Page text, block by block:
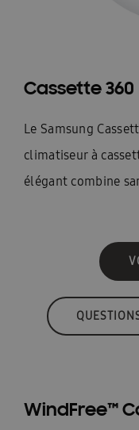
Cassette 360
Le Samsung
climatiseur à
élégant combine
WindFree™